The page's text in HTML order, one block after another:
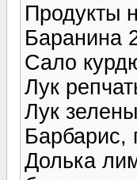
Продукты
Баранина
Сало
Лук
Лук
Барбарис,
Долька